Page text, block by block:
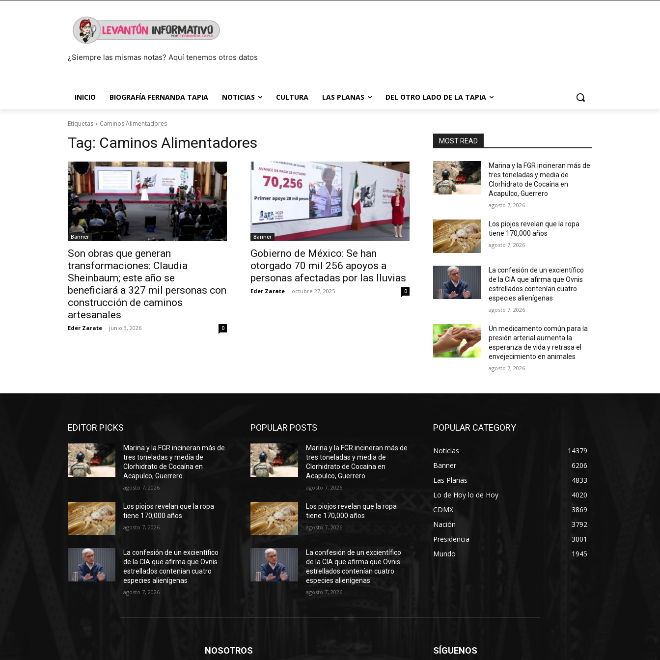
¿Siempre las mismas notas? Aquí tenemos otros datos
INICIO BIOGRAFÍA FERNANDA TAPIA NOTICIAS CULTURA LAS PLANAS DEL OTRO LADO DE LA TAPIA
Etiquetas Caminos Alimentadores
Tag: Caminos Alimentadores
Banner
Son obras que generan
transformaciones: Claudia
Sheinbaum; este año se
beneficiará a 327 mil personas con
construcción de caminos
artesanales
Eder Zarate - junio 3, 2026 0
Banner
Gobierno de México: Se han
otorgado 70 mil 256 apoyos a
personas afectadas por las lluvias
Eder Zarate - octubre 27, 2025 0
MOST READ
Marina y la FGR incineran más de
tres toneladas y media de
Clorhidrato de Cocaína en
Acapulco, Guerrero
agosto 7, 2026
Los piojos revelan que la ropa
tiene 170,000 años
agosto 7, 2026
La confesión de un excientífico
de la CIA que afirma que Ovnis
estrellados contenían cuatro
especies alienígenas
agosto 7, 2026
Un medicamento común para la
presión arterial aumenta la
esperanza de vida y retrasa el
envejecimiento en animales
agosto 7, 2026
EDITOR PICKS
Marina y la FGR incineran más de
tres toneladas y media de
Clorhidrato de Cocaína en
Acapulco, Guerrero
agosto 7, 2026
Los piojos revelan que la ropa
tiene 170,000 años
agosto 7, 2026
La confesión de un excientífico
de la CIA que afirma que Ovnis
estrellados contenían cuatro
especies alienígenas
agosto 7, 2026
POPULAR POSTS
Marina y la FGR incineran más de
tres toneladas y media de
Clorhidrato de Cocaína en
Acapulco, Guerrero
agosto 7, 2026
Los piojos revelan que la ropa
tiene 170,000 años
agosto 7, 2026
La confesión de un excientífico
de la CIA que afirma que Ovnis
estrellados contenían cuatro
especies alienígenas
agosto 7, 2026
POPULAR CATEGORY
Noticias
14379
Banner
6206
Las Planas
4833
Lo de Hoy lo de Hoy
4020
CDMX
3869
Nación
3792
Presidencia
3001
Mundo
1945
NOSOTROS SÍGUENOS